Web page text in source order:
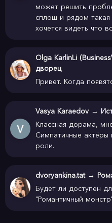
может решить
сплош и рядом
хочется видеть что
Olga KarlinLi
дворец
Привет. Когда
Vasya Karaedov →
Классная дорама,
Симпатичные
роли.
dvoryankina.tat →
Будет ли доступен
"Романтичный